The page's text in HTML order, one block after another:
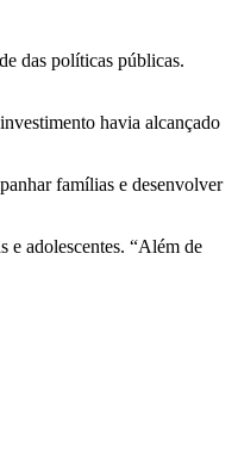
das políticas públicas.
havia alcançado
famílias e desenvolver
e adolescentes. “Além de